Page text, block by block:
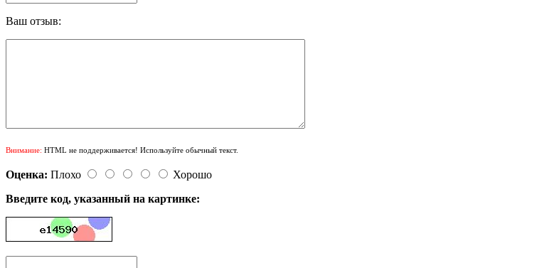
Ваш отзыв:
Внимание: HTML не поддерживается! Используйте обычный текст.
Оценка: Плохо
Хорошо
Введите код, указанный на картинке: